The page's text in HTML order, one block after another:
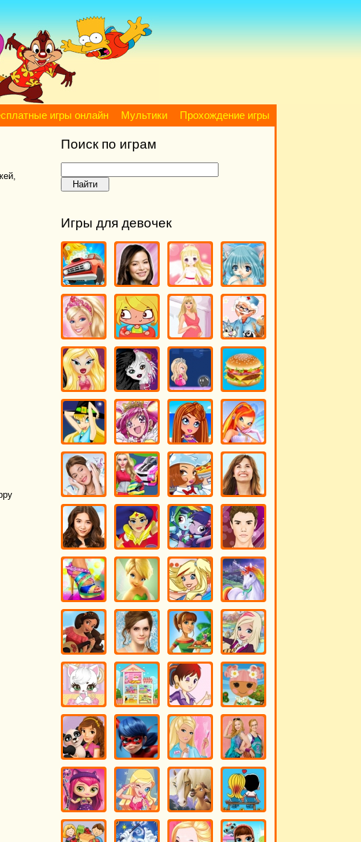
игры онлайн Мультики Прохождение игры
Поиск по играм
Игры для девочек